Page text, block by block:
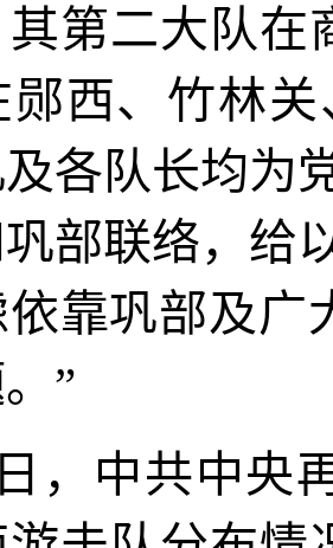
第二大队
郧西、竹林
各队长均为
部联络，给
靠巩部及广
”
日，中共中央